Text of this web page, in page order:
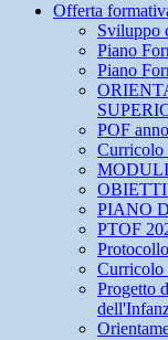
Offerta
Sviluppo
Piano
Piano
POF
Curricolo
PIANO
PTOF
Curricolo
Progetto